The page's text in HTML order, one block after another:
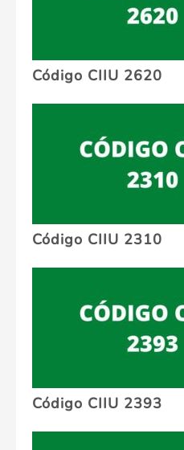
Código CIIU 2620
Código CIIU 2310
Código CIIU 2393